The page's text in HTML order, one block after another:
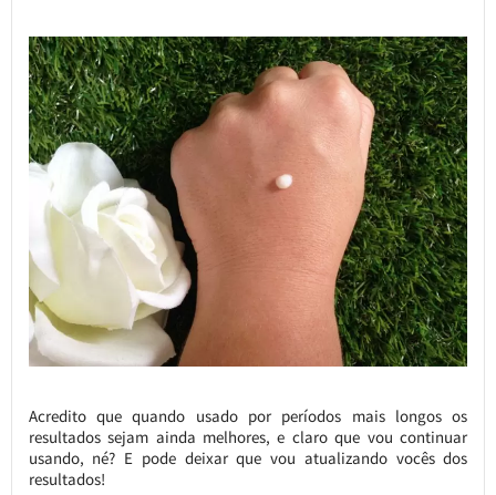
Acredito que quando usado por períodos mais longos os
resultados sejam ainda melhores, e claro que vou continuar
usando, né? E pode deixar que vou atualizando vocês dos
resultados!